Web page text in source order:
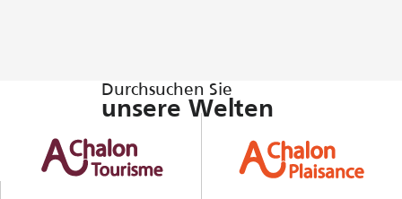
Durchsuchen Sie
unsere Welten